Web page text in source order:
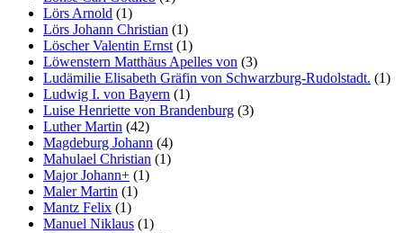
Lörs Arnold (1)
Lörs Johann Christian (1)
Löscher Valentin Ernst (1)
Löwenstern Matthäus Apelles von (3)
Ludämilie Elisabeth Gräfin von Schwarzburg-Rudolstadt. (1)
Ludwig I. von Bayern (1)
Luise Henriette von Brandenburg (3)
Luther Martin (42)
Magdeburg Johann (4)
Mahulael Christian (1)
Major Johann+ (1)
Maler Martin (1)
Mantz Felix (1)
Manuel Niklaus (1)